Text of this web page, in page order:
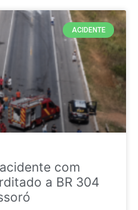
ACIDENTE
com
a BR 304